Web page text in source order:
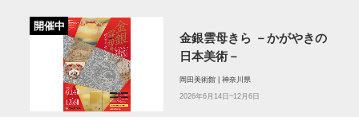
開催中
金銀雲母きら －かがやきの
日本美術－
岡田美術館 | 神奈川県
2026年6月14日~12月6日